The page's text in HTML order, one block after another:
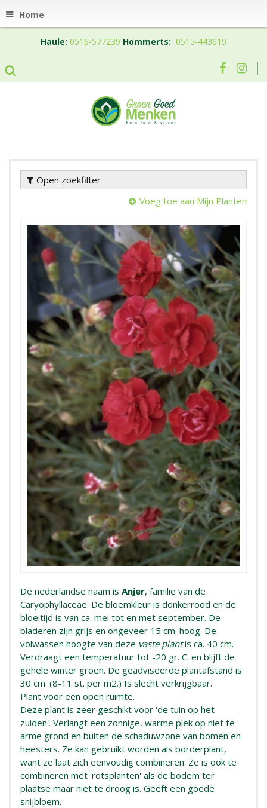
Home
Haule: 0516-577239 Hommerts: 0515-443619
Open zoekfilter
Voeg toe aan Mijn Planten
De nederlandse naam is Anjer, familie van de
Caryophyllaceae. De bloemkleur is donkerrood en de
bloeitijd is van ca. mei tot en met september. De
bladeren zijn grijs en ongeveer 15 cm. hoog. De
volwassen hoogte van deze vaste plantis ca. 40 cm.
Verdraagt een temperatuur tot -20 gr. C. en blijft de
gehele winter groen. De geadviseerde plantafstand is
30 cm. (8-11 st. per m2.) Is slecht verkrijgbaar.
Plant voor een open ruimte.
Deze plant is zeer geschikt voor 'de tuin op het
zuiden'. Verlangt een zonnige, warme plek op niet te
arme grond en buiten de schaduwzone van bomen en
heesters. Ze kan gebruikt worden als borderplant,
want ze laat zich eenvoudig combineren. Ze is ook te
combineren met 'rotsplanten' als de bodem ter
plaatse maar niet te droog is. Geeft een goede
snijbloem.